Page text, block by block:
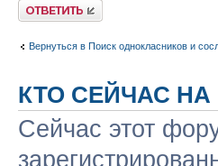
Ответить
Вернуться в Поиск однокласников и
КТО СЕЙЧАС
Сейчас этот